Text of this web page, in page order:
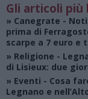
Gli articoli
» Canegrate -
prima di
scarpe a 7 euro e
» Religione -
di Lisieux: due
» Eventi - Cosa
Legnano e